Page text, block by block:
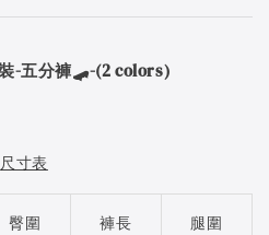
-五分褲🛹-(2 colors)
尺寸表
臀圍 褲長 腿圍